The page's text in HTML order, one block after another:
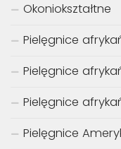
Okoniokształtne
Pielęgnice
Pielęgnice
Pielęgnice
Pielęgnice